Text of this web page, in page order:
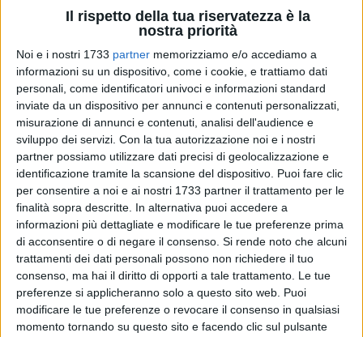
Il rispetto della tua riservatezza è la
nostra priorità
Noi e i nostri 1733 partner memorizziamo e/o accediamo a
informazioni su un dispositivo, come i cookie, e trattiamo dati
personali, come identificatori univoci e informazioni standard
inviate da un dispositivo per annunci e contenuti personalizzati,
misurazione di annunci e contenuti, analisi dell'audience e
sviluppo dei servizi. Con la tua autorizzazione noi e i nostri
partner possiamo utilizzare dati precisi di geolocalizzazione e
identificazione tramite la scansione del dispositivo. Puoi fare clic
per consentire a noi e ai nostri 1733 partner il trattamento per le
finalità sopra descritte. In alternativa puoi accedere a
informazioni più dettagliate e modificare le tue preferenze prima
di acconsentire o di negare il consenso. Si rende noto che alcuni
trattamenti dei dati personali possono non richiedere il tuo
consenso, ma hai il diritto di opporti a tale trattamento. Le tue
preferenze si applicheranno solo a questo sito web. Puoi
modificare le tue preferenze o revocare il consenso in qualsiasi
momento tornando su questo sito e facendo clic sul pulsante
27
Mentre in alcune aziende sanitarie della Puglia si compiono
passi avanti nel riconoscimento dei diritti ai lavoratori, in
altre aree cresce il malcontento. È il caso della Asl Bt, dove i
dipendenti esprimono forte disappunto alla luce della
recente intesa raggiunta dalla Asl di Foggia per l'erogazione
dei buoni pasto, destinati a sostituire il servizio mensa.
L'accordo, dal valore complessivo di oltre 7 milioni di euro,
prevede l'emissione di oltre un milione di buoni pasto validi
per il biennio 2024-2025, con un contributo aziendale di 5,28
euro su un valore nominale di 6,60 euro per ogni ticket. A
gestire il servizio sarà la Pellegrini SpA, azienda